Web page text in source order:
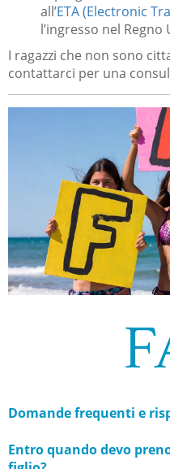
all’ETA (Electronic
l’ingresso nel Regno
I ragazzi che non sono
contattarci per una
Domande frequenti e
Entro quando devo